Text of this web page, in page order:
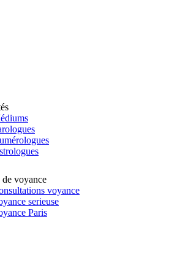
de voyance
voyance
serieuse
Paris